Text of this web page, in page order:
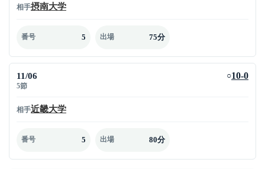
相手摂南大学
番号 5 出場 75分
11/06
5節
○10-0
相手近畿大学
番号 5 出場 80分